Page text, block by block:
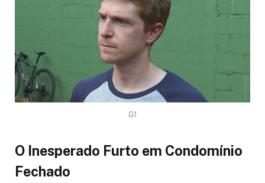
G1
O Inesperado Furto em Condomínio
Fechado